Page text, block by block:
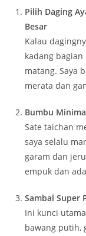
Pilih Daging
Besar
Kalau
kadang
matang. Saya
merata dan
Bumbu
Sate taichan
saya selalu
garam dan
empuk dan
Sambal Super
Ini kunci
bawang putih,